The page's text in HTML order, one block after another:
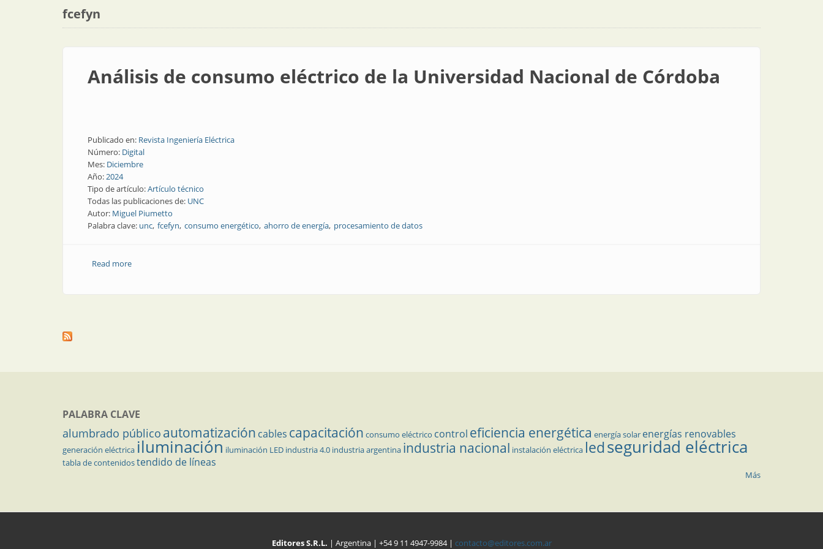
fcefyn
Análisis de consumo eléctrico de la Universidad Nacional de Córdoba
Publicado en: Revista Ingeniería Eléctrica
Número: Digital
Mes: Diciembre
Año:2024
Tipo de artículo:Artículo técnico
Todas las publicaciones de: UNC
Autor: Miguel Piumetto
Palabra clave: unc fcefyn consumo energético ahorro de energía procesamiento de datos
Read moreabout Análisis de consumo eléctrico de la Universidad Nacional de Córdoba
PALABRA CLAVE
alumbrado público automatización cables capacitación consumo eléctrico control eficiencia energética energía solar energías renovables
generación eléctrica iluminación iluminación LED industria 4.0 industria argentina industria nacional instalación eléctrica ledseguridad eléctrica
tabla de contenidostendido de líneas
Más
Editores S.R.L. | Argentina | +54 9 11 4947-9984 | contacto@editores.com.ar